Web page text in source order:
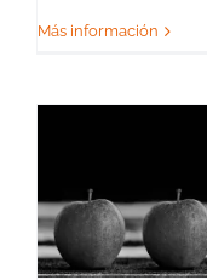
Más información